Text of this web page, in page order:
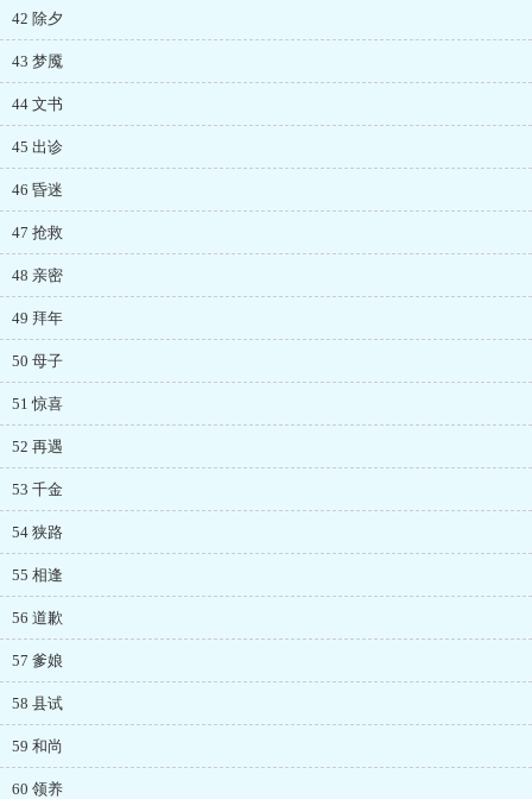
42 除夕
43 梦魇
44 文书
45 出诊
46 昏迷
47 抢救
48 亲密
49 拜年
50 母子
51 惊喜
52 再遇
53 千金
54 狭路
55 相逢
56 道歉
57 爹娘
58 县试
59 和尚
60 领养